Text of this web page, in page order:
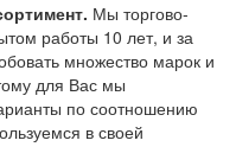
Мы торгово-
работы 10 лет, и за
множество марок и
для Вас мы
по соотношению
в своей